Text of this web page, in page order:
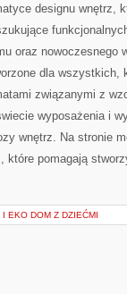
designu wnętrz,
oraz nowoczesnego
dla wszystkich,
związanymi z
wyposażenia i
wnętrz. Na stronie
które pomagają
EKO DOM Z DZIEĆMI